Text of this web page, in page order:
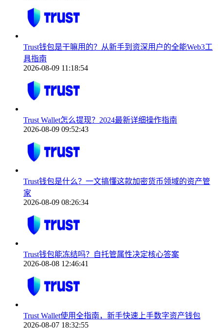
Trust钱包是干嘛用的？从新手到资深用户的全能Web3工
具指南
2026-08-09 11:18:54
Trust Wallet怎么提现？2024最新详细操作指南
2026-08-09 09:52:43
Trust钱包是什么？一文搞懂这款加密货币领域的资产管
家
2026-08-09 08:26:34
Trust钱包能冻结吗？自托管属性决定核心答案
2026-08-08 12:46:41
Trust Wallet使用全指南，新手快速上手数字资产钱包
2026-08-07 18:32:55